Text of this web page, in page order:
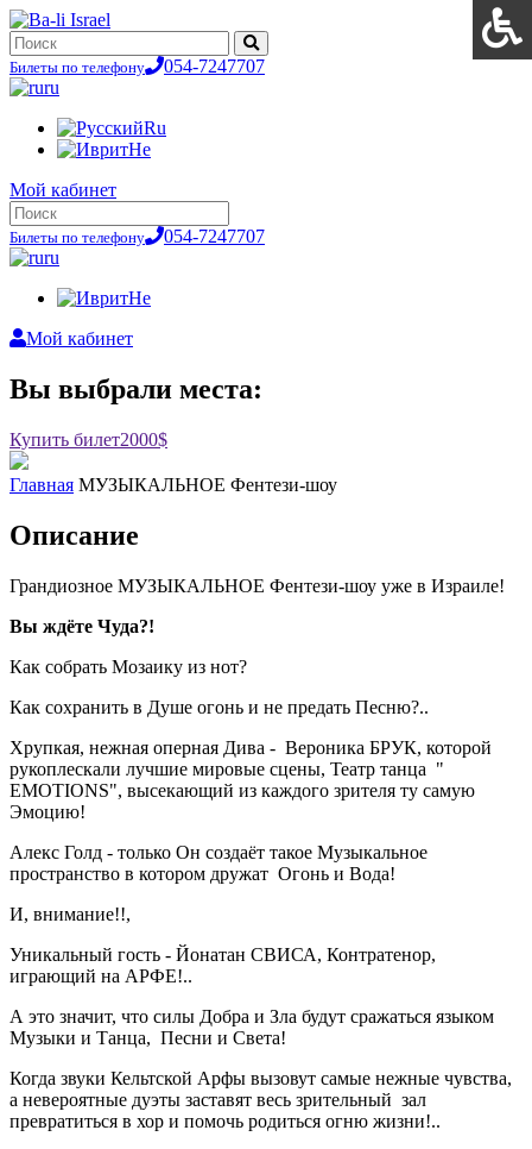
Билеты по телефону
054-7247707
ru
Ru
He
Мой кабинет
Билеты по телефону
054-7247707
ru
He
Мой кабинет
Вы выбрали места:
Купить билет2000$
Главная МУЗЫКАЛЬНОЕ Фентези-шоу
Описание
Грандиозное МУЗЫКАЛЬНОЕ Фентези-шоу уже в Израиле!
Вы ждёте Чуда?!
Как собрать Мозаику из нот?
Как сохранить в Душе огонь и не предать Песню?..
Хрупкая, нежная оперная Дива - Вероника БРУК, которой
рукоплескали лучшие мировые сцены, Театр танца "
EMOTIONS", высекающий из каждого зрителя ту самую
Эмоцию!
Алекс Голд - только Он создаёт такое Музыкальное
пространство в котором дружат Огонь и Вода!
И, внимание!!,
Уникальный гость - Йонатан СВИСА, Контратенор,
играющий на АРФЕ!..
А это значит, что силы Добра и Зла будут сражаться языком
Музыки и Танца, Песни и Света!
Когда звуки Кельтской Арфы вызовут самые нежные чувства,
а невероятные дуэты заставят весь зрительный зал
превратиться в хор и помочь родиться огню жизни!..